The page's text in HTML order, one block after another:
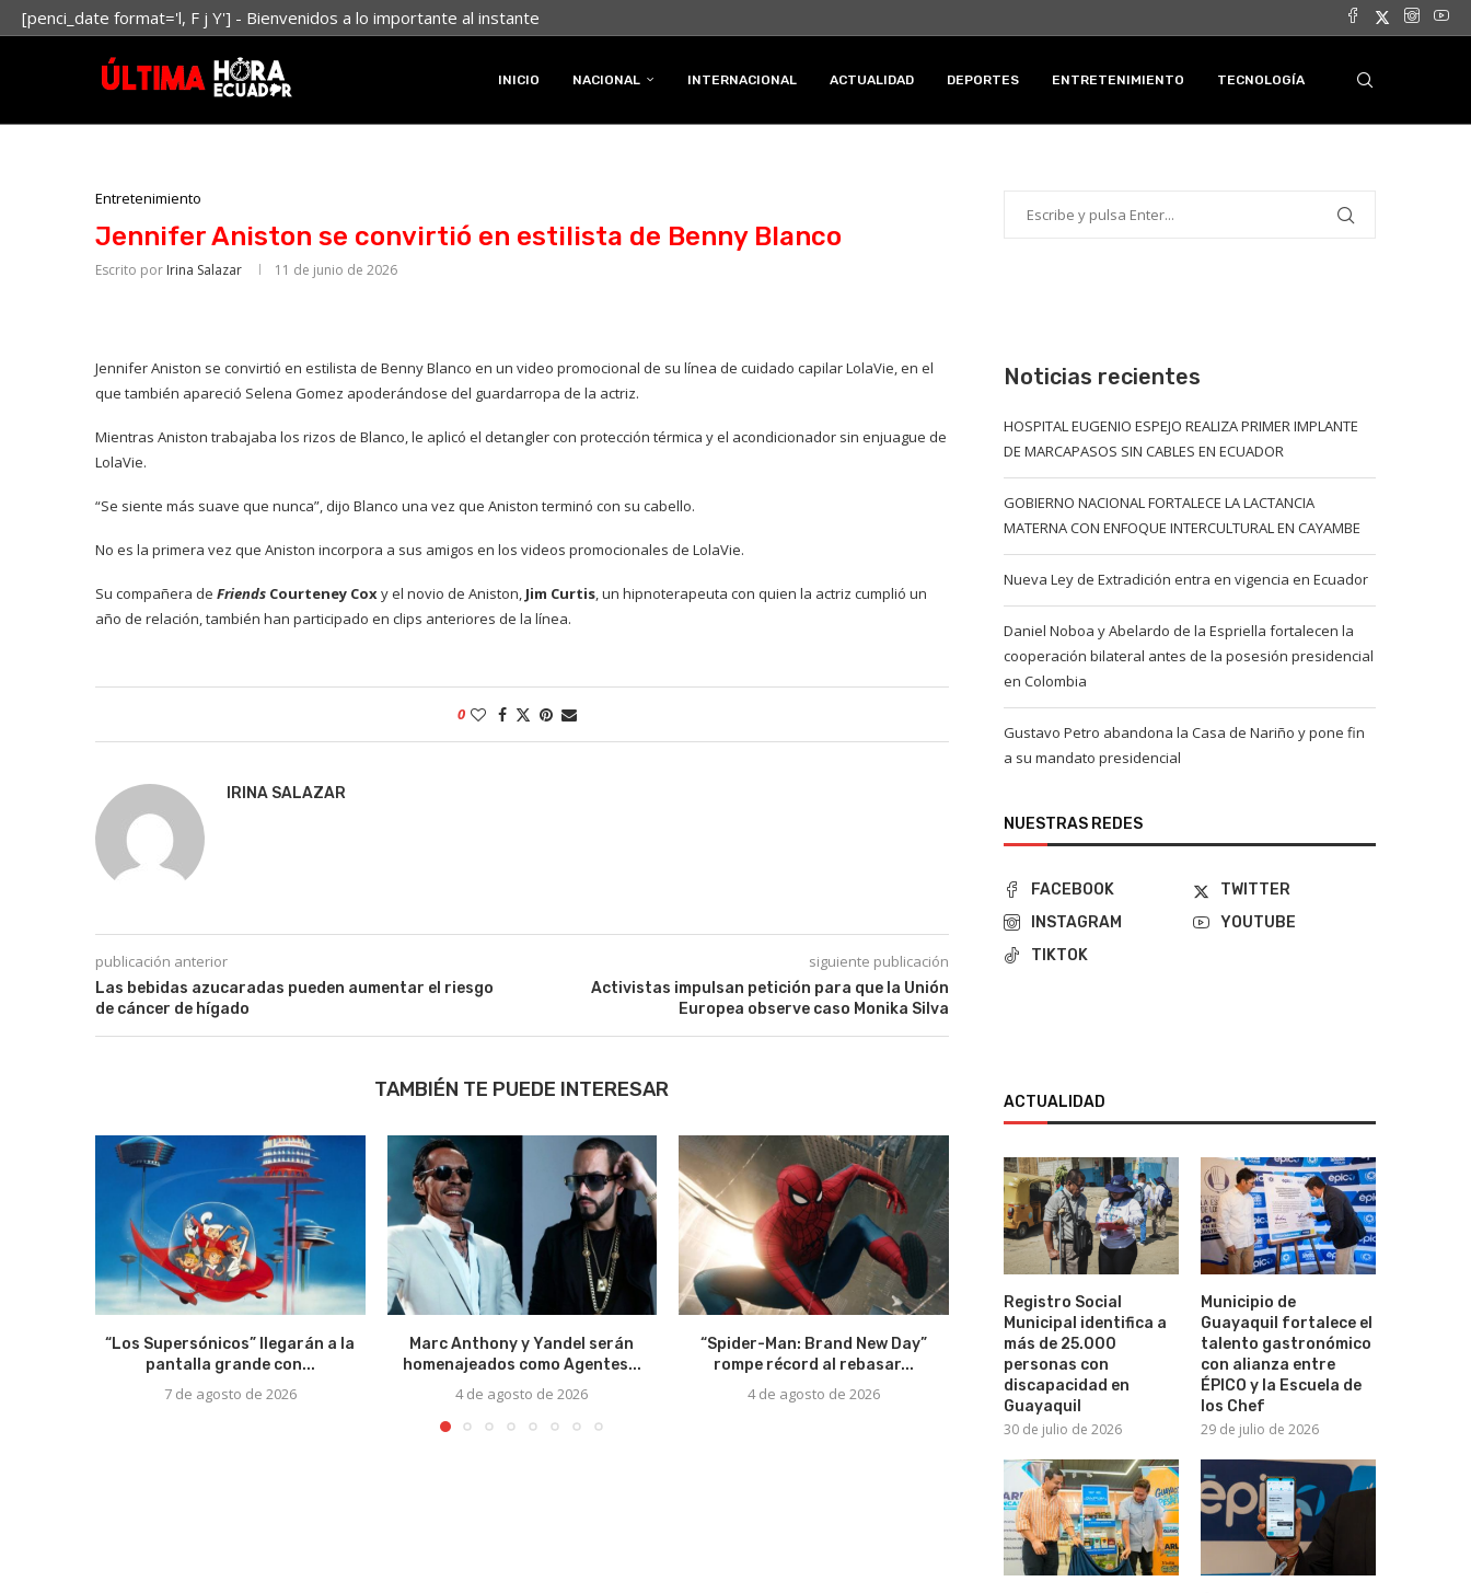
[penci_date format='l, F j Y'] - Bienvenidos a lo importante al instante
INICIO NACIONAL INTERNACIONAL ACTUALIDAD DEPORTES ENTRETENIMIENTO TECNOLOGÍA
Entretenimiento
Jennifer Aniston se convirtió en estilista de Benny Blanco
Escrito por Irina Salazar 11 de junio de 2026
Jennifer Aniston se convirtió en estilista de Benny Blanco en un video promocional de su línea de cuidado capilar LolaVie, en el
que también apareció Selena Gomez apoderándose del guardarropa de la actriz.
Mientras Aniston trabajaba los rizos de Blanco, le aplicó el detangler con protección térmica y el acondicionador sin enjuague de
LolaVie.
“Se siente más suave que nunca”, dijo Blanco una vez que Aniston terminó con su cabello.
No es la primera vez que Aniston incorpora a sus amigos en los videos promocionales de LolaVie.
Su compañera de Friends Courteney Coxy el novio de Aniston, Jim Curtis, un hipnoterapeuta con quien la actriz cumplió un
año de relación, también han participado en clips anteriores de la línea.
0
IRINA SALAZAR
publicación anterior
Las bebidas azucaradas pueden aumentar el riesgo
de cáncer de hígado
siguiente publicación
Activistas impulsan petición para que la Unión
Europea observe caso Monika Silva
TAMBIÉN TE PUEDE INTERESAR
“Los Supersónicos” llegarán a la
pantalla grande con...
7 de agosto de 2026
Marc Anthony y Yandel serán
homenajeados como Agentes...
4 de agosto de 2026
“Spider-Man: Brand New Day”
rompe récord al rebasar...
4 de agosto de 2026
Erika Vélez y Víctor Aráuz
confirman su relación...
30 de julio de 2026
“La Odisea” bate récord
29 de julio de 2026
Noticias recientes
HOSPITAL EUGENIO ESPEJO REALIZA PRIMER IMPLANTE
DE MARCAPASOS SIN CABLES EN ECUADOR
GOBIERNO NACIONAL FORTALECE LA LACTANCIA
MATERNA CON ENFOQUE INTERCULTURAL EN CAYAMBE
Nueva Ley de Extradición entra en vigencia en Ecuador
Daniel Noboa y Abelardo de la Espriella fortalecen la
cooperación bilateral antes de la posesión presidencial
en Colombia
Gustavo Petro abandona la Casa de Nariño y pone fin
a su mandato presidencial
NUESTRAS REDES
FACEBOOK
TWITTER
INSTAGRAM
YOUTUBE
TIKTOK
ACTUALIDAD
Registro Social
Municipal identifica a
más de 25.000
personas con
discapacidad en
Guayaquil
30 de julio de 2026
Municipio de
Guayaquil fortalece el
talento gastronómico
con alianza entre
ÉPICO y la Escuela de
los Chef
29 de julio de 2026